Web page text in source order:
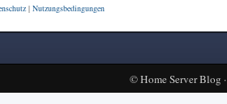
| Nutzungsbedingungen
©Home Server Blog